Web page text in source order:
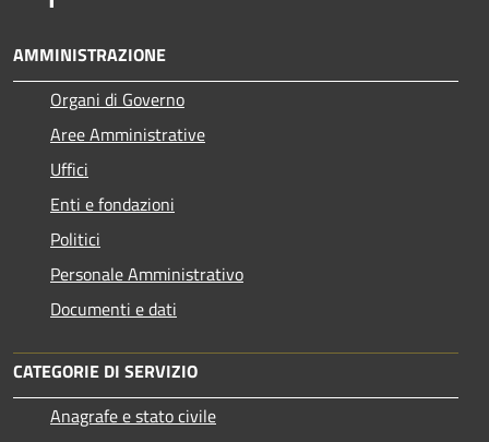
AMMINISTRAZIONE
Organi di Governo
Aree Amministrative
Uffici
Enti e fondazioni
Politici
Personale Amministrativo
Documenti e dati
CATEGORIE DI SERVIZIO
Anagrafe e stato civile